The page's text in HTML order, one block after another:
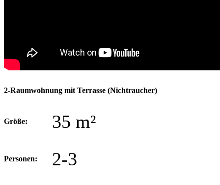
2-Raumwohnung mit Terrasse (Nichtraucher)
Größe: 35 m²
Personen: 2-3